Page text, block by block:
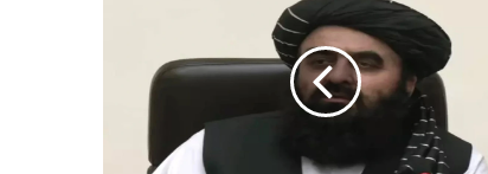
Minister
Conference: